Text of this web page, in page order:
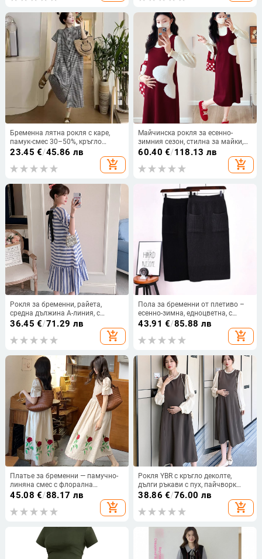
Бременна лятна рокля с каре,
памук-смес 30–50%, кръгло
деколте, 3/4 ръкав, А-линия дълга
23.45 €/45.86 лв
add_shopping_cart
Майчинска рокля за есенно-
зимния сезон, стилна за майки,
рокля за бременност с ефект две
части и цветово съчетание,
визуално стройна фигура, А-
ръкав, яка във форма на лотусов
60.40 €/118.13 лв
add_shopping_cart
Рокля за бременни, райета,
средна дължина А-линия, с
панделка на гърба и кръгла яка
36.45 €/71.29 лв
add_shopping_cart
Пола за бременни от плетиво –
есенно-зимна, едноцветна, с
цепка, средна дължина
43.91 €/85.88 лв
add_shopping_cart
Платье за бременни — памучно-
линяна смес с флорална
бродерия, висока талия и midi
ръкави, съдържание на памук
45.08 €/88.17 лв
add_shopping_cart
Рокля YBR с кръгло деколте,
дълги ръкави с пух, пайчворк
пола, полиестер‑памучна
38.86 €/76.00 лв
add_shopping_cart